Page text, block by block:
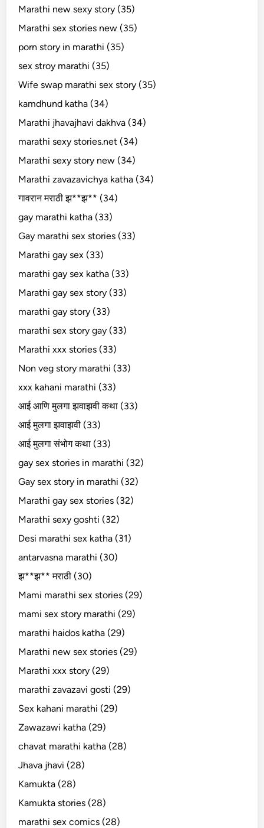
Marathi new sexy story (35)
Marathi sex stories new (35)
porn story in marathi (35)
sex stroy marathi (35)
Wife swap marathi sex story (35)
kamdhund katha (34)
Marathi jhavajhavi dakhva (34)
marathi sexy stories.net (34)
Marathi sexy story new (34)
Marathi zavazavichya katha (34)
गावरान मराठी झ**झ** (34)
gay marathi katha (33)
Gay marathi sex stories (33)
Marathi gay sex (33)
marathi gay sex katha (33)
Marathi gay sex story (33)
marathi gay story (33)
marathi sex story gay (33)
Marathi xxx stories (33)
Non veg story marathi (33)
xxx kahani marathi (33)
आई आणि मुलगा झवाझवी कथा (33)
आई मुलगा झवाझवी (33)
आई मुलगा संभोग कथा (33)
gay sex stories in marathi (32)
Gay sex story in marathi (32)
Marathi gay sex stories (32)
Marathi sexy goshti (32)
Desi marathi sex katha (31)
antarvasna marathi (30)
झ**झ** मराठी (30)
Mami marathi sex stories (29)
mami sex story marathi (29)
marathi haidos katha (29)
Marathi new sex stories (29)
Marathi xxx story (29)
marathi zavazavi gosti (29)
Sex kahani marathi (29)
Zawazawi katha (29)
chavat marathi katha (28)
Jhava jhavi (28)
Kamukta (28)
Kamukta stories (28)
marathi sex comics (28)